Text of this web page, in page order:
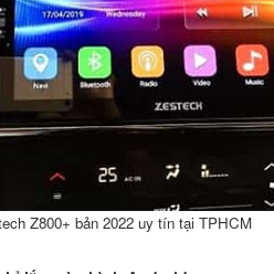
Z800+ bản 2022 uy tín tại TPHCM